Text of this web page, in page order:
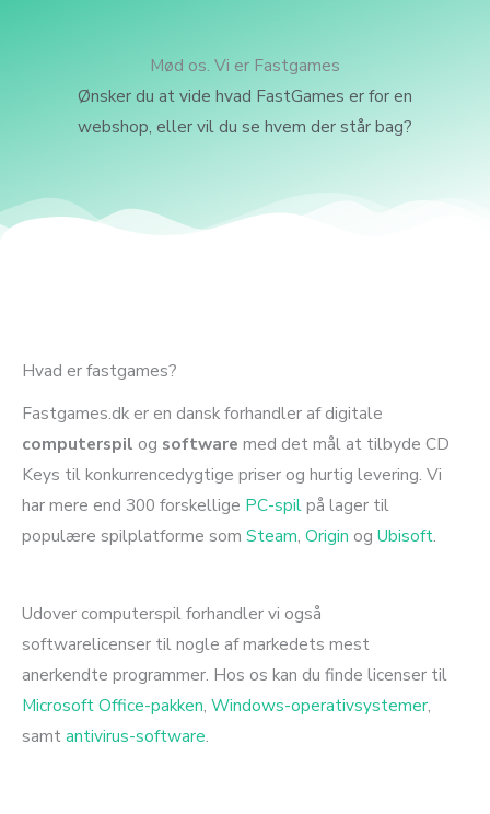
Mød os. Vi er Fastgames
Ønsker du at vide hvad FastGames er for en
webshop, eller vil du se hvem der står bag?
Hvad er fastgames?
Fastgames.dk er en dansk forhandler af digitale
computerspil og software med det mål at tilbyde CD
Keys til konkurrencedygtige priser og hurtig levering. Vi
har mere end 300 forskellige PC-spilpå lager til
populære spilplatforme som Steam, Origin og Ubisoft.
Udover computerspil forhandler vi også
softwarelicenser til nogle af markedets mest
anerkendte programmer. Hos os kan du finde licenser til
Microsoft Office-pakken, Windows-operativsystemer,
samtantivirus-software.